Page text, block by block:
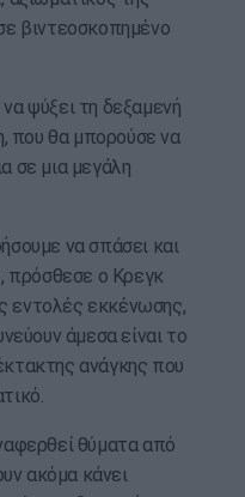
βιντεοσκοπημένο
ψύξει τη δεξαμενή
που θα μπορούσε να
σε μια μεγάλη
να σπάσει και
πρόσθεσε ο Κρεγκ
εντολές εκκένωσης,
άμεσα είναι το
ανάγκης που
θύματα από
ακόμα κάνει